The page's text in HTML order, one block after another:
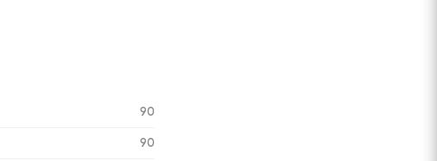
90
90